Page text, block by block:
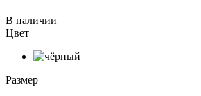
В наличии
Цвет
Размер